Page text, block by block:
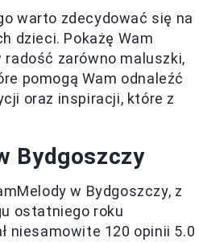
warto zdecydować się na
dzieci. Pokażę Wam
zarówno maluszki,
pomogą Wam odnaleźć
oraz inspiracji, które z
Bydgoszczy
w Bydgoszczy, z
ostatniego roku
niesamowite 120 opinii 5.0